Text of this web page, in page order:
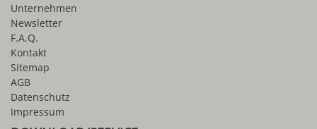
Unternehmen
Newsletter
F.A.Q.
Kontakt
Sitemap
AGB
Datenschutz
Impressum